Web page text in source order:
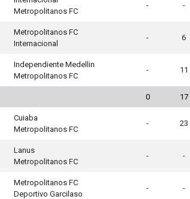
Metropolitanos FC
- -
Metropolitanos FC
Internacional
- 6
Independiente Medellin
Metropolitanos FC
- 11
0 17
Cuiaba
Metropolitanos FC
- 23
Lanus
Metropolitanos FC
- -
Metropolitanos FC
Deportivo Garcilaso
- -